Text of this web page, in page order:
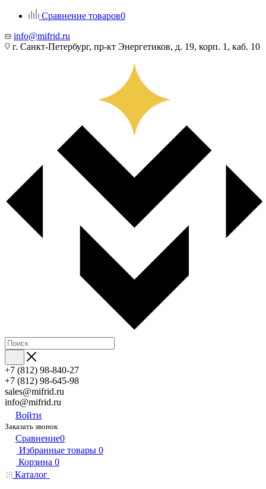
Сравнение товаров0
info@mifrid.ru
г. Санкт-Петербург, пр-кт Энергетиков, д. 19, корп. 1, каб. 10
+7 (812) 98-840-27
+7 (812) 98-645-98
sales@mifrid.ru
info@mifrid.ru
Войти
Заказать звонок
Сравнение0
Избранные товары 0
Корзина 0
Каталог